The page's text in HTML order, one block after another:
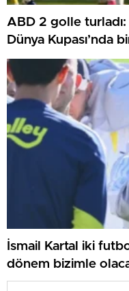
ABD 2 golle turladı:
Dünya Kupası’nda
İsmail Kartal iki
dönem bizimle